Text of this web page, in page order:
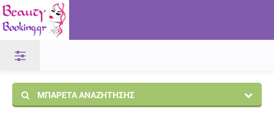
ΜΠΑΡΈΤΑ ΑΝΑΖΉΤΗΣΗΣ